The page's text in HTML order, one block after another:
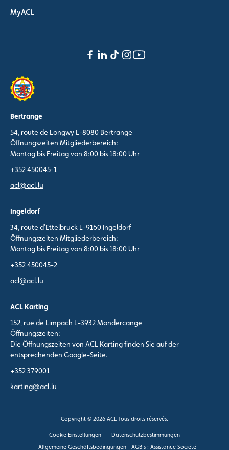
MyACL
Bertrange
54, route de Longwy L-8080 Bertrange
Öffnungszeiten Mitgliederbereich:
Montag bis Freitag von 8:00 bis 18:00 Uhr
+352 450045-1
acl@acl.lu
Ingeldorf
34, route d'Ettelbruck L-9160 Ingeldorf
Öffnungszeiten Mitgliederbereich:
Montag bis Freitag von 8:00 bis 18:00 Uhr
+352 450045-2
acl@acl.lu
ACL Karting
152, rue de Limpach L-3932 Mondercange
Öffnungszeiten:
Die Öffnungszeiten von ACL Karting finden Sie auf der
entsprechenden Google-Seite.
+352 379001
karting@acl.lu
Copyright © 2026 ACL Tous droits réservés.
Cookie Einstellungen
Datenschutzbestimmungen
Allgemeine Geschäftsbedingungen
AGB's : Assistance Société